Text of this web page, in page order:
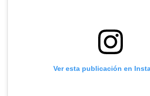
Ver esta publicación en